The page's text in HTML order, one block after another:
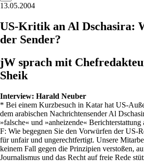
13.05.2004
US-Kritik an Al Dschasira:
der Sender?
jW sprach mit
Sheik
Interview: Harald Neuber
* Bei einem Kurzbesuch in Katar hat US-
dem arabischen Nachrichtensender Al
»falsche« und »anheizende«
F: Wie begegnen Sie den Vorwürfen der US-
für unfair und ungerechtfertigt. Unsere
keinem Fall gegen die Prinzipien verstoßen,
Journalismus und das Recht auf freie Rede